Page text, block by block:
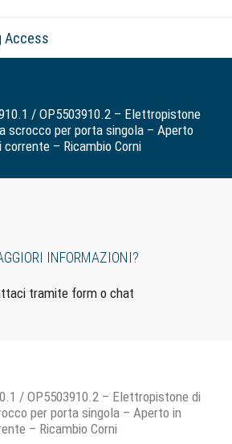
/ OP5503910.2 – Elettropistone
scrocco per porta singola – Aperto
corrente – Ricambio Corni
INFORMAZIONI?
tramite form o chat
/ OP5503910.2 – Elettropistone di
per porta singola – Aperto in
– Ricambio Corni